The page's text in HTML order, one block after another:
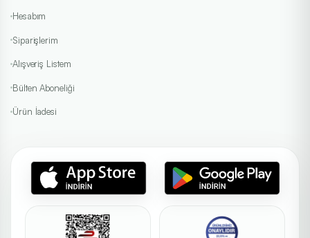
Hesabım
Siparişlerim
Alışveriş Listem
Bülten Aboneliği
Ürün İadesi